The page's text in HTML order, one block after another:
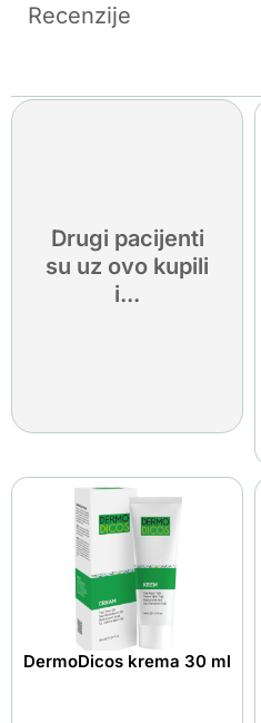
Recenzije
Drugi pacijenti
su uz ovo kupili
i...
DermoDicos krema 30 ml